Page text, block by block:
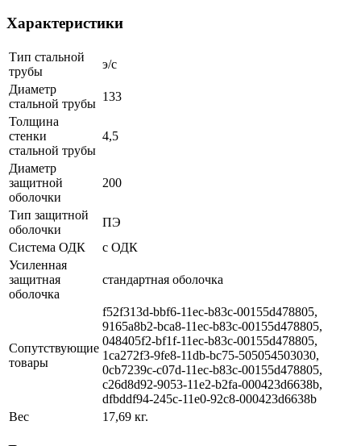
Характеристики
Тип стальной
трубы
э/с
Диаметр
стальной трубы
133
Толщина
стенки
стальной трубы
4,5
Диаметр
защитной
оболочки
200
Тип защитной
оболочки
ПЭ
Система ОДК
с ОДК
Усиленная
защитная
оболочка
стандартная оболочка
Сопутствующие
товары
f52f313d-bbf6-11ec-b83c-00155d478805,
9165a8b2-bca8-11ec-b83c-00155d478805,
048405f2-bf1f-11ec-b83c-00155d478805,
1ca272f3-9fe8-11db-bc75-505054503030,
0cb7239c-c07d-11ec-b83c-00155d478805,
c26d8d92-9053-11e2-b2fa-000423d6638b,
dfbddf94-245c-11e0-92c8-000423d6638b
Вес
17,69 кг.